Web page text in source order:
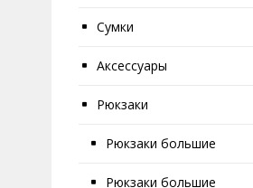
Сумки
Аксессуары
Рюкзаки
Рюкзаки большие
Рюкзаки большие